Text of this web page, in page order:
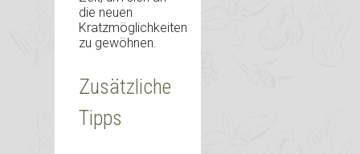
die neuen
Kratzmöglichkeiten
zu gewöhnen.
Zusätzliche
Tipps